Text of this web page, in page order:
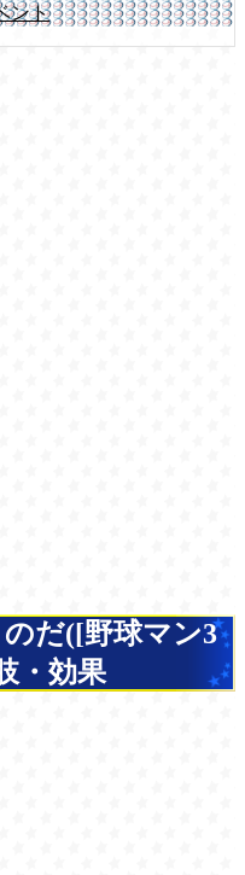
ント
のだ([野球マン3
・効果